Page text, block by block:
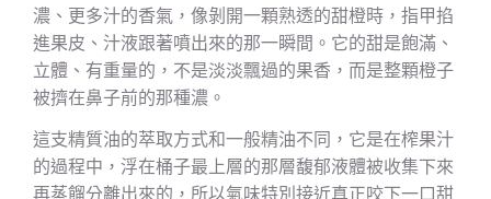
濃、更多汁的香氣，像剝開一顆熟透的甜橙時，指甲掐
進果皮、汁液跟著噴出來的那一瞬間。它的甜是飽滿、
立體、有重量的，不是淡淡飄過的果香，而是整顆橙子
被擠在鼻子前的那種濃。
這支精質油的萃取方式和一般精油不同，它是在榨果汁
的過程中，浮在桶子最上層的那層馥郁液體被收集下來
再蒸餾分離出來的，所以氣味特別接近真正咬下一口甜